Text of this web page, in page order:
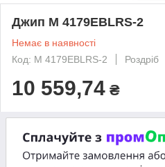
Джип M 4179EBLRS-2
Немає в наявності
Код: M 4179EBLRS-2
Роздріб
10 559,74 ₴